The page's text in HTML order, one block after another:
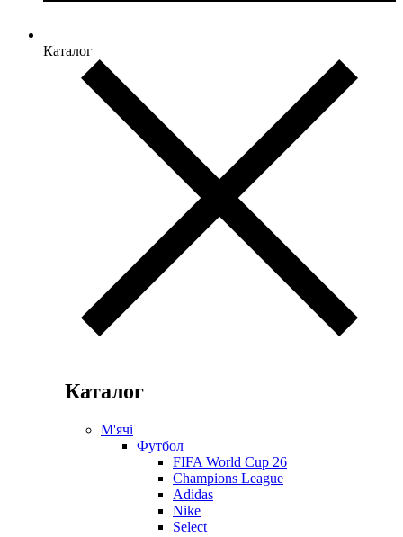
Каталог
Каталог
М'ячі
Футбол
FIFA World Cup 26
Champions League
Adidas
Nike
Select